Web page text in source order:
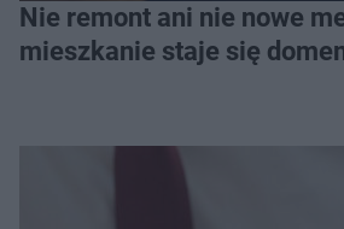
Nie remont ani nie nowe
mieszkanie staje się